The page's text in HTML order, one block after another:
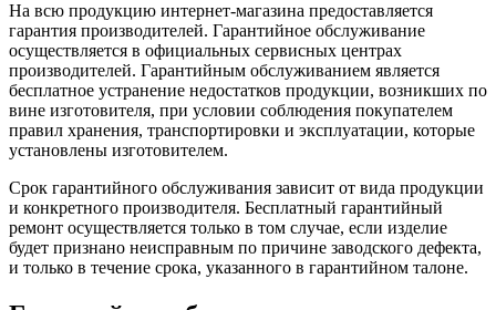
На всю продукцию интернет-магазина предоставляется
гарантия производителей. Гарантийное обслуживание
осуществляется в официальных сервисных центрах
производителей. Гарантийным обслуживанием является
бесплатное устранение недостатков продукции, возникших по
вине изготовителя, при условии соблюдения покупателем
правил хранения, транспортировки и эксплуатации, которые
установлены изготовителем.
Срок гарантийного обслуживания зависит от вида продукции
и конкретного производителя. Бесплатный гарантийный
ремонт осуществляется только в том случае, если изделие
будет признано неисправным по причине заводского дефекта,
и только в течение срока, указанного в гарантийном талоне.